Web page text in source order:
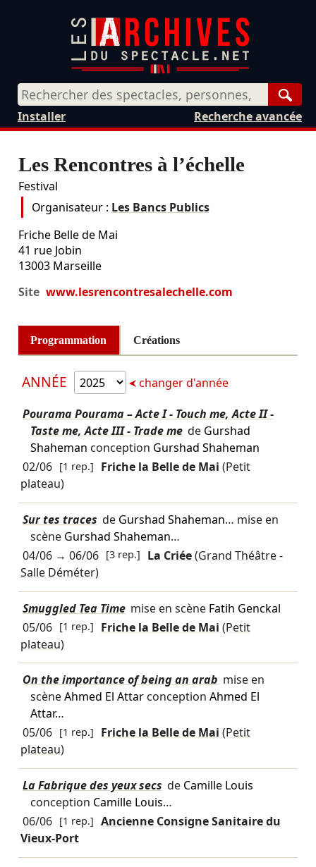
Recherche avancée
Installer
Les Rencontres à l’échelle
Festival
Organisateur : Les Bancs Publics
Friche Belle de Mai
41 rue Jobin
13003 Marseille
Site www.lesrencontresalechelle.com
Programmation Créations
ANNÉE changer d'année
Pourama Pourama – Acte I - Touch me, Acte II -
Taste me, Acte III - Trade me de Gurshad
Shaheman conception Gurshad Shaheman
02/06 [1 rep.] Friche la Belle de Mai(Petit
plateau)
Sur tes traces de Gurshad Shaheman… mise en
scène Gurshad Shaheman…
04/06→ 06/06 [3 rep.] La Criée(Grand Théâtre -
Salle Déméter)
Smuggled Tea Time mise en scène Fatih Genckal
05/06 [1 rep.] Friche la Belle de Mai(Petit
plateau)
On the importance of being an arab mise en
scèneAhmed El Attarconception Ahmed El
Attar…
05/06 [1 rep.] Friche la Belle de Mai(Petit
plateau)
La Fabrique des yeux secs de Camille Louis
conception Camille Louis…
06/06 [1 rep.] Ancienne Consigne Sanitaire du
Vieux-Port